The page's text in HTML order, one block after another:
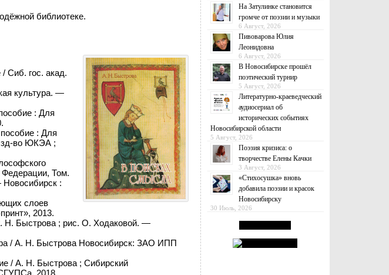
библиотеке.
Сиб. гос. акад.
культура. —
: Для
: Для
во ЮКЭА ;
Том.
:
слоев
2013.
Н. Быстрова ; рис. О. Ходаковой. —
/ А. Н. Быстрова Новосибирск: ЗАО ИПП
/ А. Н. Быстрова ; Сибирский
2018.
На Затулинке становится
громче от поэзии и музыки
6 Август, 2026
Пивоварова Юлия
Леонидовна
6 Август, 2026
В Новосибирске прошёл
поэтический турнир
5 Август, 2026
Литературно-краеведческий
аудиосериал об
исторических событиях
Новосибирской области
5 Август, 2026
Поэзия кризиса: о
творчестве Елены Качки
3 Август, 2026
«Стихосушка» вновь
добавила поэзии и красок
Новосибирску
30 Июль, 2026